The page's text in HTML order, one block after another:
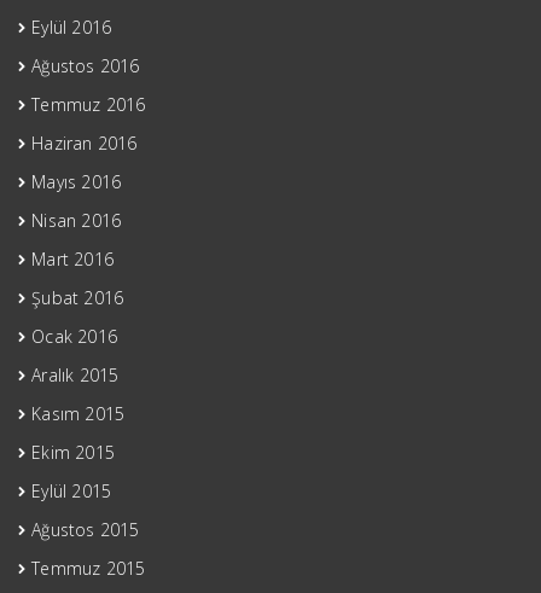
Eylül 2016
Ağustos 2016
Temmuz 2016
Haziran 2016
Mayıs 2016
Nisan 2016
Mart 2016
Şubat 2016
Ocak 2016
Aralık 2015
Kasım 2015
Ekim 2015
Eylül 2015
Ağustos 2015
Temmuz 2015